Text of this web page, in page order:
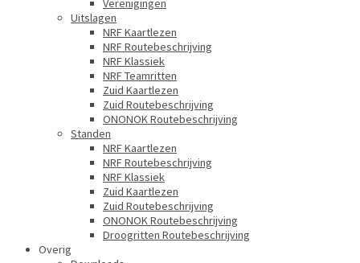
Verenigingen
Uitslagen
NRF Kaartlezen
NRF Routebeschrijving
NRF Klassiek
NRF Teamritten
Zuid Kaartlezen
Zuid Routebeschrijving
ONONOK Routebeschrijving
Standen
NRF Kaartlezen
NRF Routebeschrijving
NRF Klassiek
Zuid Kaartlezen
Zuid Routebeschrijving
ONONOK Routebeschrijving
Droogritten Routebeschrijving
Overig